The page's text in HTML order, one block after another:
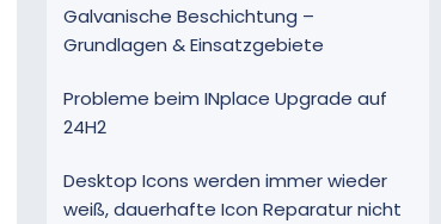
Galvanische Beschichtung –
Grundlagen & Einsatzgebiete
Probleme beim INplace Upgrade auf
24H2
Desktop Icons werden immer wieder
weiß, dauerhafte Icon Reparatur nicht